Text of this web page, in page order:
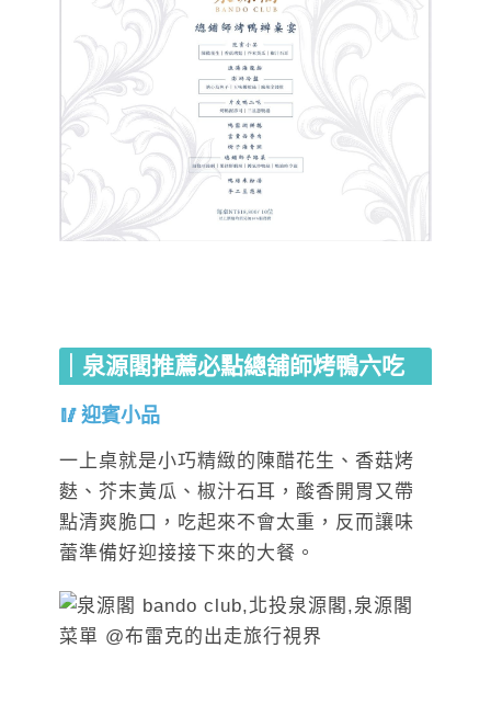
｜泉源閣推薦必點總舖師烤鴨六吃
迎賓小品
一上桌就是小巧精緻的陳醋花生、香菇烤
麩、芥末黃瓜、椒汁石耳，酸香開胃又帶
點清爽脆口，吃起來不會太重，反而讓味
蕾準備好迎接接下來的大餐。